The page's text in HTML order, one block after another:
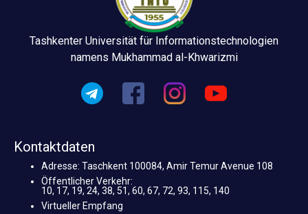
Tashkenter Universität für Informationstechnologien
namens Mukhammad al-Khwarizmi
Kontaktdaten
Adresse: Taschkent 100084, Amir Temur Avenue 108
Öffentlicher Verkehr:
10, 17, 19, 24, 38, 51, 60, 67, 72, 93, 115, 140
Virtueller Empfang